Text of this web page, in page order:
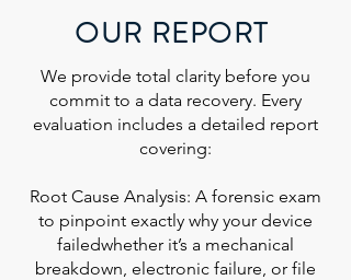
OUR REPORT
We provide total clarity before you
commit to a data recovery. Every
evaluation includes a detailed report
covering:
Root Cause Analysis: A forensic exam
to pinpoint exactly why your device
failedwhether it’s a mechanical
breakdown, electronic failure, or file